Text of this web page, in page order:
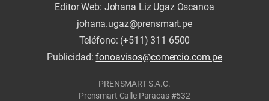
Editor Web: Johana Liz Ugaz Oscanoa
johana.ugaz@prensmart.pe
Teléfono: (+511) 311 6500
Publicidad:fonoavisos@comercio.com.pe
PRENSMART S.A.C.
Prensmart Calle Paracas #532